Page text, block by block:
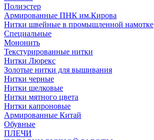
Полиэстер
Армированные ПНК им.Кирова
Нитки швейные в промышленной намотке
Специальные
Мононить
Текстурированные нитки
Нитки Люрекс
Золотые нитки для вышивания
Нитки черные
Нитки шелковые
Нитки мятного цвета
Нитки капроновые
Армированные Китай
Обувные
ПЛЕЧИ